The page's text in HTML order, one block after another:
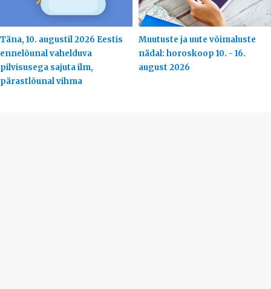
Täna, 10. augustil 2026 Eestis
ennelõunal vahelduva
pilvisusega sajuta ilm,
pärastlõunal vihma
Muutuste ja uute võimaluste
nädal: horoskoop 10. - 16.
august 2026